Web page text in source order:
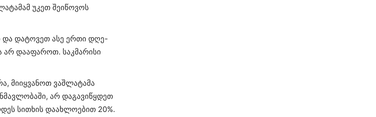
უკეთ შეიწოვოს
და დატოვეთ ასე ერთი დღე-
არ დააფაროთ. საკმარისი
მიიყვანოთ ვაშლატამა
არ დაგავიწყდეთ
სითხის დაახლოებით 20%.